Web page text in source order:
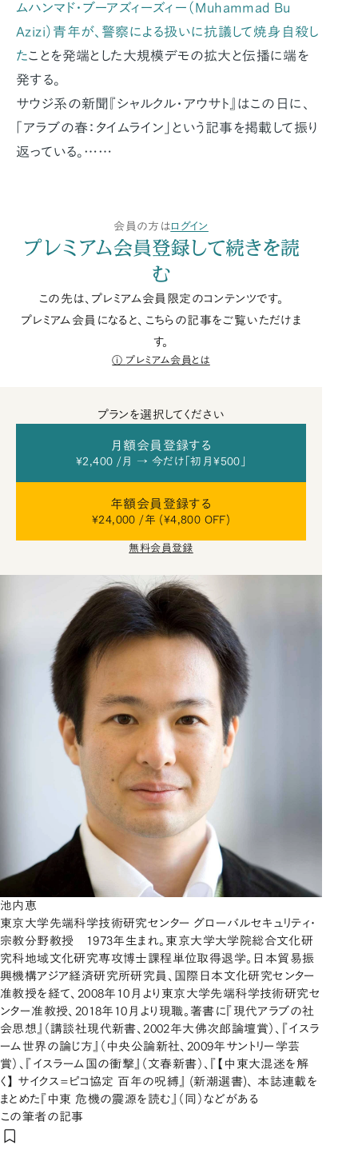
ムハンマド・ブーアズィーズィー（Muhammad Bu
Azizi）青年が、警察による扱いに抗議して焼身自殺し
たことを発端とした大規模デモの拡大と伝播に端を
発する。
サウジ系の新聞『シャルクル・アウサト』はこの日に、
「アラブの春：タイムライン」という記事を掲載して振り
返っている。……
会員の方はログイン
プレミアム会員登録して続きを読
む
この先は、プレミアム会員限定のコンテンツです。
プレミアム会員になると、こちらの記事をご覧いただけま
す。
プレミアム会員とは
プランを選択してください
月額会員登録する
¥2,400 /月 → 今だけ「初月¥500」
年額会員登録する
¥24,000 /年 (¥4,800 OFF)
無料会員登録
池内恵
東京大学先端科学技術研究センター グローバルセキュリティ・
宗教分野教授 1973年生まれ。東京大学大学院総合文化研
究科地域文化研究専攻博士課程単位取得退学。日本貿易振
興機構アジア経済研究所研究員、国際日本文化研究センター
准教授を経て、2008年10月より東京大学先端科学技術研究セ
ンター准教授、2018年10月より現職。著書に『現代アラブの社
会思想』（講談社現代新書、2002年大佛次郎論壇賞）、『イスラ
ーム世界の論じ方』（中央公論新社、2009年サントリー学芸
賞）、『イスラーム国の衝撃』（文春新書）、『【中東大混迷を解
く】 サイクス=ピコ協定 百年の呪縛』 (新潮選書)、 本誌連載を
まとめた『中東 危機の震源を読む』（同）などがある
この筆者の記事